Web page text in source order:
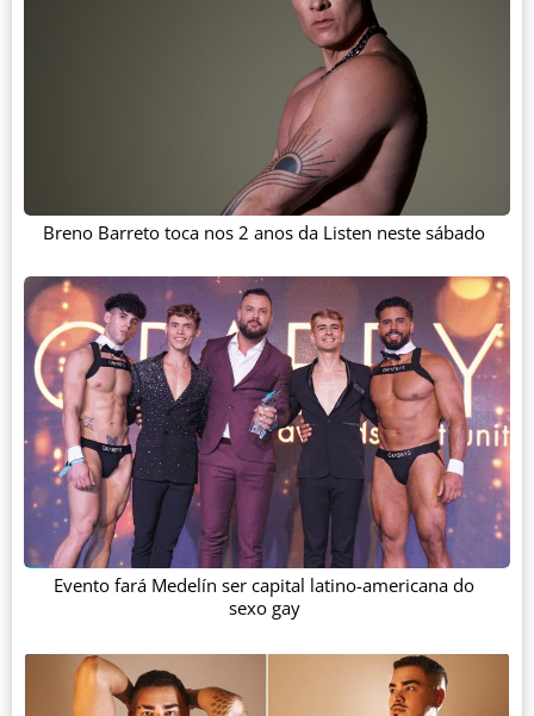
Breno Barreto toca nos 2 anos da Listen neste sábado
Evento fará Medelín ser capital latino-americana do
sexo gay